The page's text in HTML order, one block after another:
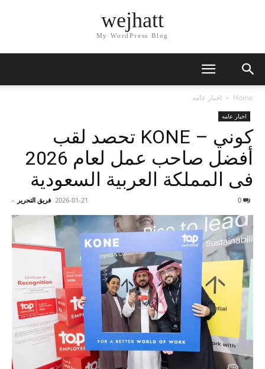
wejhatt
My WordPress Blog
Home اخبار عامه
اخبار عامه
كوني – KONE تحصد لقب
أفضل صاحب عمل لعام 2026
فى المملكة العربية السعودية
فريق التحرير - 2026-01-21